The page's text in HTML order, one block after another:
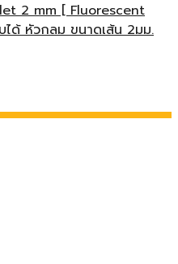
2 mm [ Fluorescent
ได้ หัวกลม ขนาดเส้น 2มม.